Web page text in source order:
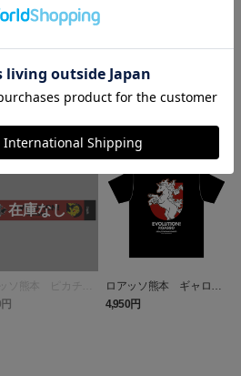
ッソ熊本 ピカチュ
ルマフラー
NEW
ロアッソ熊本 ギャロッ
プ Tシャツ BLACK
4,950円